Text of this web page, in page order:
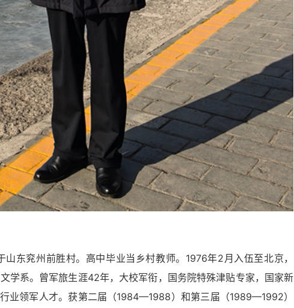
山东兖州前胜村。高中毕业当乡村教师。1976年2月入伍至北京，
学系。曾军旅生涯42年，大校军衔，国务院特殊津贴专家，国家新
业领军人才。获第二届（1984—1988）和第三届（1989—1992）